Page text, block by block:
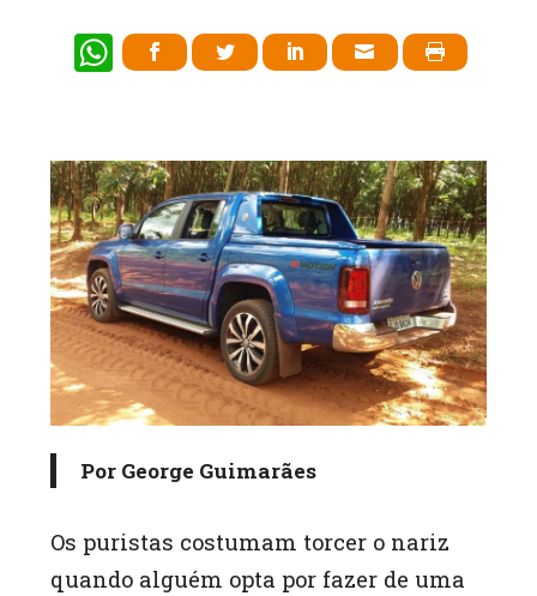
W
s
A
p
p
Por George Guimarães
Os puristas costumam torcer o nariz
quando alguém opta por fazer de uma